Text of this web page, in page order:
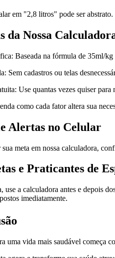
em "2,8 litros" pode ser
da Nossa
Baseada na fórmula de 35ml/kg
Sem cadastros ou telas
Use quantas vezes quiser para
como cada fator altera sua
Alertas no Celular
meta em nossa calculadora,
e Praticantes de
use a calculadora antes e depois
imediatamente.
uma vida mais saudável começa